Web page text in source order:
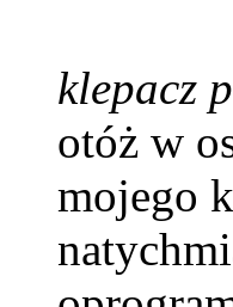
klepacz
otóż w
mojego